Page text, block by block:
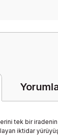
tek bir
iktidar